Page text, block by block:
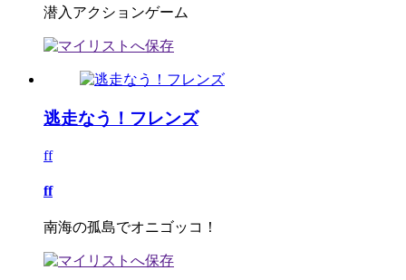
潜入アクションゲーム
逃走なう！フレンズ
ff
ff
南海の孤島でオニゴッコ！